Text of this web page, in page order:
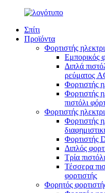
Σπίτι
Προϊόντα
Φορτιστής
Εμπορικός
Διπλά
ρεύματος
Φορτιστής
Φορτιστής
πιστόλι
Φορτιστής
Φορτιστής
Φορτιστής
Διπλός
Τρία
Τέσσερα
φορτιστής
Φορητός